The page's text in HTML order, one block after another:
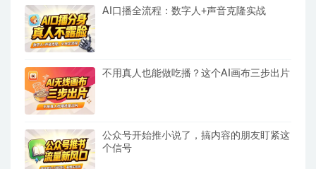
AI口播全流程：数字人+声音克隆实战
不用真人也能做吃播？这个AI画布三步出片
公众号开始推小说了，搞内容的朋友盯紧这
个信号